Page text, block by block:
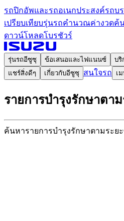
รถปิกอัพและรถอเนกประสงค์รถบ
เปรียบเทียบรุ่นรถคำนวณค่างวดค้
ดาวน์โหลดโบรชัวร์
รุ่นรถอีซูซุ ข้อเสนอและไฟแนนซ์ บริ
แชร์สิ่งดีๆ
เกี่ยวกับอีซูซุ สนใจรถ เ
รายการบำรุงรักษาตาม
ค้นหารายการบำรุงรักษาตามระย